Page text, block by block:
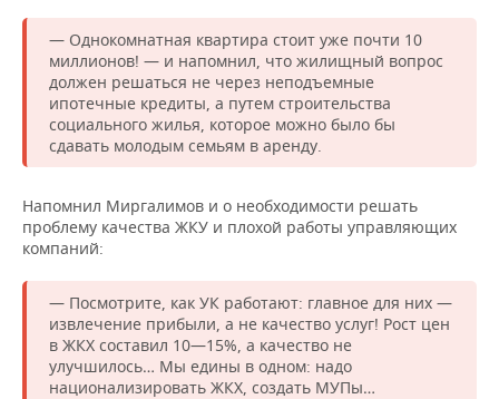
— Однокомнатная квартира стоит уже почти 10
миллионов! — и напомнил, что жилищный вопрос
должен решаться не через неподъемные
ипотечные кредиты, а путем строительства
социального жилья, которое можно было бы
сдавать молодым семьям в аренду.
Напомнил Миргалимов и о необходимости решать
проблему качества ЖКУ и плохой работы управляющих
компаний:
— Посмотрите, как УК работают: главное для них —
извлечение прибыли, а не качество услуг! Рост цен
в ЖКХ составил 10—15%, а качество не
улучшилось… Мы едины в одном: надо
национализировать ЖКХ, создать МУПы…